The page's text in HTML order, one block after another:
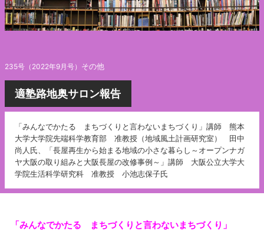
235号（2022年9月号） その他
適塾路地奥サロン報告
「みんなでかたる まちづくりと言わないまちづくり」講師 熊本
大学大学院先端科学教育部 准教授（地域風土計画研究室） 田中
尚人氏、「長屋再生から始まる地域の小さな暮らし～オープンナガ
ヤ大阪の取り組みと大阪長屋の改修事例～」講師 大阪公立大学大
学院生活科学研究科 准教授 小池志保子氏
「みんなでかたる まちづくりと言わないまちづくり」